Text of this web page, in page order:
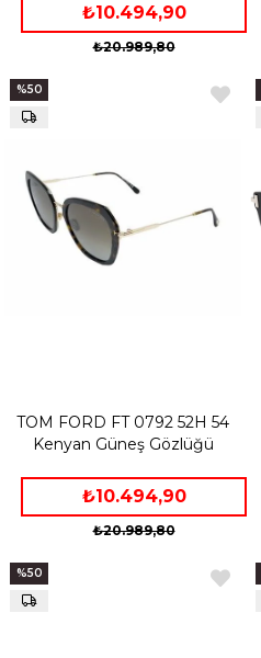
₺10.494,90
₺20.989,80
TOM FORD FT 0792 52H 54
Kenyan Güneş Gözlüğü
₺10.494,90
₺20.989,80
%50
%50